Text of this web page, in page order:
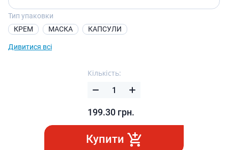
Тип упаковки
КРЕМ
МАСКА КАПСУЛИ
Дивитися всі
Кількість:
199.30 грн.
Купити